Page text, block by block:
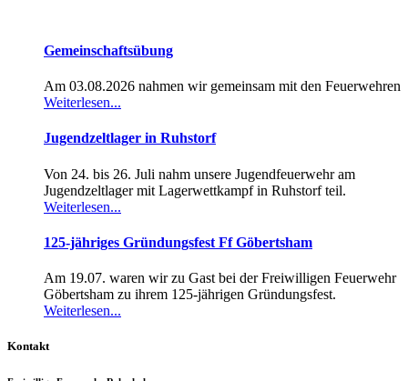
Gemeinschaftsübung
Am 03.08.2026 nahmen wir gemeinsam mit den Feuerwehren
Weiterlesen...
Jugendzeltlager in Ruhstorf
Von 24. bis 26. Juli nahm unsere Jugendfeuerwehr am
Jugendzeltlager mit Lagerwettkampf in Ruhstorf teil.
Weiterlesen...
125-jähriges Gründungsfest Ff Göbertsham
Am 19.07. waren wir zu Gast bei der Freiwilligen Feuerwehr
Göbertsham zu ihrem 125-jährigen Gründungsfest.
Weiterlesen...
Kontakt